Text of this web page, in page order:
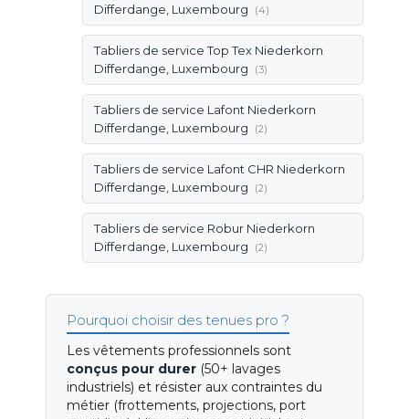
Differdange, Luxembourg
(4)
Tabliers de service Top Tex Niederkorn
Differdange, Luxembourg
(3)
Tabliers de service Lafont Niederkorn
Differdange, Luxembourg
(2)
Tabliers de service Lafont CHR Niederkorn
Differdange, Luxembourg
(2)
Tabliers de service Robur Niederkorn
Differdange, Luxembourg
(2)
Pourquoi choisir des tenues pro ?
Les vêtements professionnels sont
conçus pour durer (50+ lavages
industriels) et résister aux contraintes du
métier (frottements, projections, port